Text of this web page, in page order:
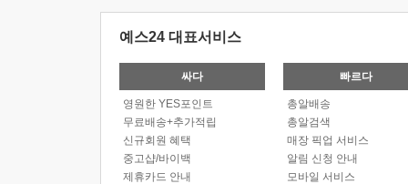
예스24 대표서비스
싸다
영원한 YES포인트
무료배송+추가적립
신규회원 혜택
중고샵/바이백
제휴카드 안내
빠르다
총알배송
총알검색
매장 픽업 서비스
알림 신청 안내
모바일 서비스